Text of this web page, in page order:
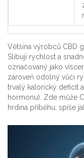
Většina výrobců CBD
Slibují rychlost a
označovaný jako
zároveň odolný vůči
trvalý kalorický deficit
hormonu). Zde může
hrdina příběhu, spíše